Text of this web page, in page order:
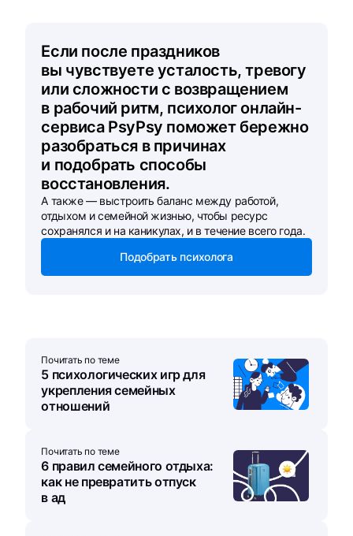
Если после праздников
вы чувствуете усталость, тревогу
или сложности с возвращением
в рабочий ритм, психолог онлайн-
сервиса PsyPsy поможет бережно
разобраться в причинах
и подобрать способы
восстановления.
А также — выстроить баланс между работой,
отдыхом и семейной жизнью, чтобы ресурс
сохранялся и на каникулах, и в течение всего года.
Подобрать психолога
Почитать по теме
5 психологических игр для
укрепления семейных
отношений
Почитать по теме
6 правил семейного отдыха:
как не превратить отпуск
в ад